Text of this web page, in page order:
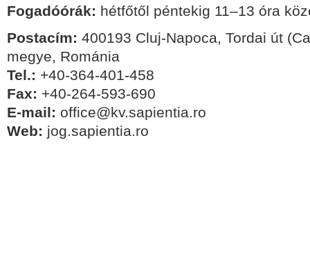
Fogadóórák: hétfőtől péntekig 11–13 óra
Postacím: 400193 Cluj-Napoca, Tordai út
megye, Románia
Tel.: +40-364-401-458
Fax: +40-264-593-690
E-mail: office@kv.sapientia.ro
Web: jog.sapientia.ro